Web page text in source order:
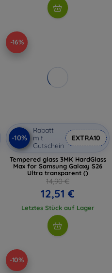
-16%
-10%
Rabatt
mit
Gutschein
EXTRA10
Tempered glass 3MK HardGlass
Max for Samsung Galaxy S26
Ultra transparent ()
14,90 €
12,51 €
Letztes Stück auf Lager
-10%